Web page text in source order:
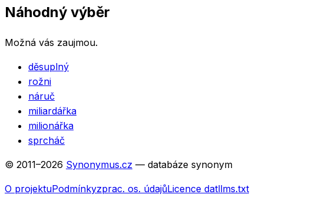
Náhodný výběr
Možná vás zaujmou.
děsuplný
rožni
náruč
miliardářka
milionářka
sprcháč
© 2011–2026 Synonymus.cz — databáze synonym
O projektuPodmínkyzprac. os. údajůLicence datllms.txt